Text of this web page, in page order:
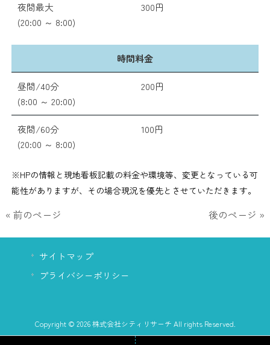
夜間最大
(20:00 ～ 8:00)
300円
時間料金
昼間/40分
(8:00 ～ 20:00)
200円
夜間/60分
(20:00 ～ 8:00)
100円
※HPの情報と現地看板記載の料金や環境等、変更となっている可
能性がありますが、その場合現況を優先とさせていただきます。
« 前のページ 後のページ »
サイトマップ
プライバシーポリシー
Copyright © 2026 株式会社シティリサーチ All rights Reserved.